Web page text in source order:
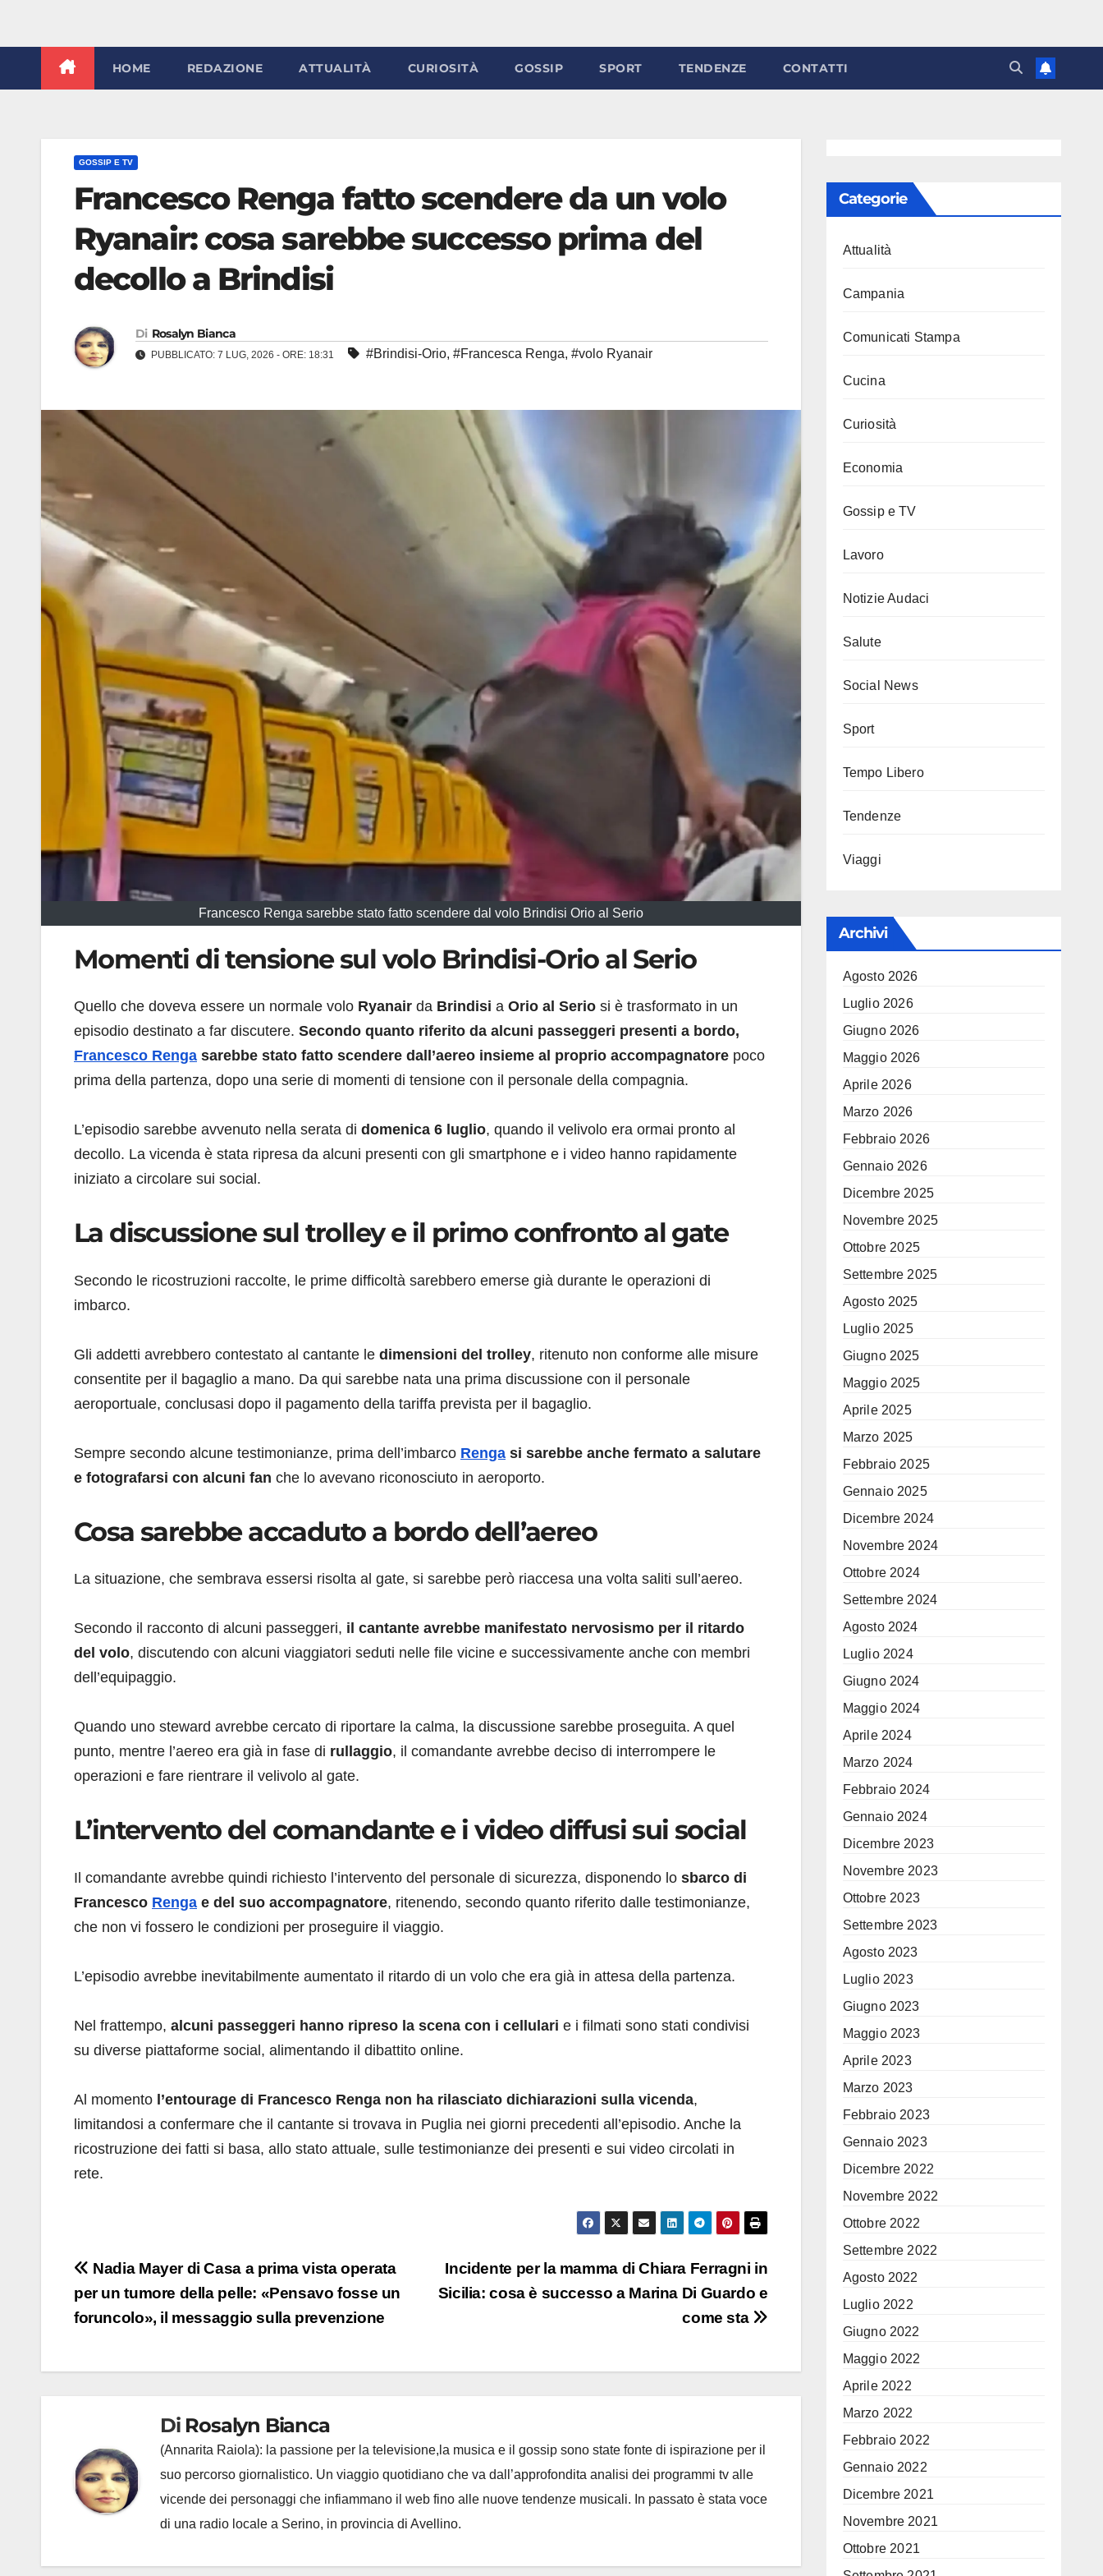
HOME REDAZIONE ATTUALITÀ CURIOSITÀ GOSSIP SPORT TENDENZE CONTATTI
GOSSIP E TV
Francesco Renga fatto scendere da un volo
Ryanair: cosa sarebbe successo prima del
decollo a Brindisi
Di Rosalyn Bianca
PUBBLICATO: 7 LUG, 2026 - ORE: 18:31 #Brindisi-Orio, #Francesca Renga, #volo Ryanair
Francesco Renga sarebbe stato fatto scendere dal volo Brindisi Orio al Serio
Momenti di tensione sul volo Brindisi-Orio al Serio
Quello che doveva essere un normale volo Ryanair da Brindisi a Orio al Serio si è trasformato in un
episodio destinato a far discutere. Secondo quanto riferito da alcuni passeggeri presenti a bordo,
Francesco Renga sarebbe stato fatto scendere dall’aereo insieme al proprio accompagnatore poco
prima della partenza, dopo una serie di momenti di tensione con il personale della compagnia.
L’episodio sarebbe avvenuto nella serata di domenica 6 luglio, quando il velivolo era ormai pronto al
decollo. La vicenda è stata ripresa da alcuni presenti con gli smartphone e i video hanno rapidamente
iniziato a circolare sui social.
La discussione sul trolley e il primo confronto al gate
Secondo le ricostruzioni raccolte, le prime difficoltà sarebbero emerse già durante le operazioni di
imbarco.
Gli addetti avrebbero contestato al cantante le dimensioni del trolley, ritenuto non conforme alle misure
consentite per il bagaglio a mano. Da qui sarebbe nata una prima discussione con il personale
aeroportuale, conclusasi dopo il pagamento della tariffa prevista per il bagaglio.
Sempre secondo alcune testimonianze, prima dell’imbarco Renga si sarebbe anche fermato a salutare
e fotografarsi con alcuni fan che lo avevano riconosciuto in aeroporto.
Cosa sarebbe accaduto a bordo dell’aereo
La situazione, che sembrava essersi risolta al gate, si sarebbe però riaccesa una volta saliti sull’aereo.
Secondo il racconto di alcuni passeggeri, il cantante avrebbe manifestato nervosismo per il ritardo
del volo, discutendo con alcuni viaggiatori seduti nelle file vicine e successivamente anche con membri
dell’equipaggio.
Quando uno steward avrebbe cercato di riportare la calma, la discussione sarebbe proseguita. A quel
punto, mentre l’aereo era già in fase di rullaggio, il comandante avrebbe deciso di interrompere le
operazioni e fare rientrare il velivolo al gate.
L’intervento del comandante e i video diffusi sui social
Il comandante avrebbe quindi richiesto l’intervento del personale di sicurezza, disponendo lo sbarco di
Francesco Renga e del suo accompagnatore, ritenendo, secondo quanto riferito dalle testimonianze,
che non vi fossero le condizioni per proseguire il viaggio.
L’episodio avrebbe inevitabilmente aumentato il ritardo di un volo che era già in attesa della partenza.
Nel frattempo, alcuni passeggeri hanno ripreso la scena con i cellulari e i filmati sono stati condivisi
su diverse piattaforme social, alimentando il dibattito online.
Al momento l’entourage di Francesco Renga non ha rilasciato dichiarazioni sulla vicenda,
limitandosi a confermare che il cantante si trovava in Puglia nei giorni precedenti all’episodio. Anche la
ricostruzione dei fatti si basa, allo stato attuale, sulle testimonianze dei presenti e sui video circolati in
rete.
Navigazione
articoli
Incidente per la mamma di Chiara Ferragni in
Sicilia: cosa è successo a Marina Di Guardo e
come sta
Nadia Mayer di Casa a prima vista operata
per un tumore della pelle: «Pensavo fosse un
foruncolo», il messaggio sulla prevenzione
Di Rosalyn Bianca
(Annarita Raiola): la passione per la televisione,la musica e il gossip sono state fonte di ispirazione per il
suo percorso giornalistico. Un viaggio quotidiano che va dall’approfondita analisi dei programmi tv alle
vicende dei personaggi che infiammano il web fino alle nuove tendenze musicali. In passato è stata voce
di una radio locale a Serino, in provincia di Avellino.
Categorie
Attualità
Campania
Comunicati Stampa
Cucina
Curiosità
Economia
Gossip e TV
Lavoro
Notizie Audaci
Salute
Social News
Sport
Tempo Libero
Tendenze
Viaggi
Archivi
Agosto 2026
Luglio 2026
Giugno 2026
Maggio 2026
Aprile 2026
Marzo 2026
Febbraio 2026
Gennaio 2026
Dicembre 2025
Novembre 2025
Ottobre 2025
Settembre 2025
Agosto 2025
Luglio 2025
Giugno 2025
Maggio 2025
Aprile 2025
Marzo 2025
Febbraio 2025
Gennaio 2025
Dicembre 2024
Novembre 2024
Ottobre 2024
Settembre 2024
Agosto 2024
Luglio 2024
Giugno 2024
Maggio 2024
Aprile 2024
Marzo 2024
Febbraio 2024
Gennaio 2024
Dicembre 2023
Novembre 2023
Ottobre 2023
Settembre 2023
Agosto 2023
Luglio 2023
Giugno 2023
Maggio 2023
Aprile 2023
Marzo 2023
Febbraio 2023
Gennaio 2023
Dicembre 2022
Novembre 2022
Ottobre 2022
Settembre 2022
Agosto 2022
Luglio 2022
Giugno 2022
Maggio 2022
Aprile 2022
Marzo 2022
Febbraio 2022
Gennaio 2022
Dicembre 2021
Novembre 2021
Ottobre 2021